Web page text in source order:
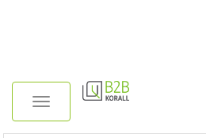
navigation
Toggle